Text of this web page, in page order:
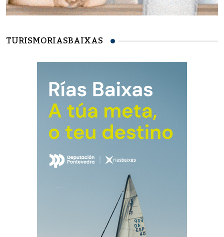
TURISMORIASBAIXAS